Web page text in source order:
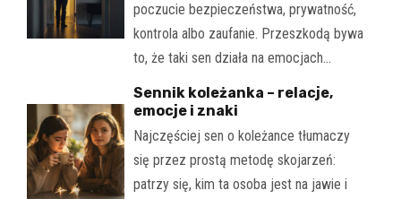
poczucie bezpieczeństwa, prywatność,
kontrola albo zaufanie. Przeszkodą bywa
to, że taki sen działa na emocjach…
Sennik koleżanka – relacje,
emocje i znaki
Najczęściej sen o koleżance tłumaczy
się przez prostą metodę skojarzeń:
patrzy się, kim ta osoba jest na jawie i